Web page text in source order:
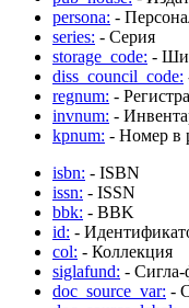
persona: -
series: - Серия
storage_code: -
diss_council_code:
regnum: -
invnum: -
kpnum: - Номер в
isbn: - ISBN
issn: - ISSN
bbk: - BBK
id: -
col: - Коллекция
siglafund: -
doc_source_var: -